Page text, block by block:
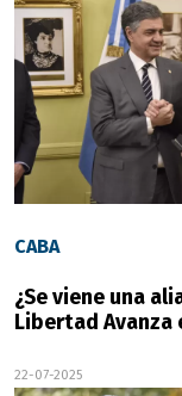
CABA
¿Se viene una
Libertad Avanza
22-07-2025